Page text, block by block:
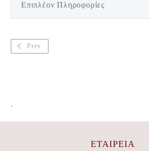
Επιπλέον Πληροφορίες
Prev
.
ΕΤΑΙΡΕΊΑ